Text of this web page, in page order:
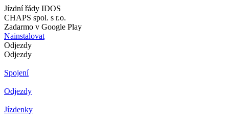
Jízdní řády IDOS
CHAPS spol. s r.o.
Zadarmo v Google Play
Nainstalovat
Odjezdy
Odjezdy
Spojení
Odjezdy
Jízdenky